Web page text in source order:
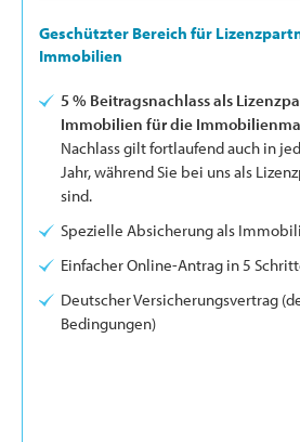
Geschützter Bereich für
Immobilien
5 % Beitragsnachlass als
Immobilien für die
Nachlass gilt fortlaufend auch in
Jahr, während Sie bei uns als
sind.
Spezielle Absicherung als
Einfacher Online-Antrag in 5
Deutscher Versicherungsvertrag
Bedingungen)